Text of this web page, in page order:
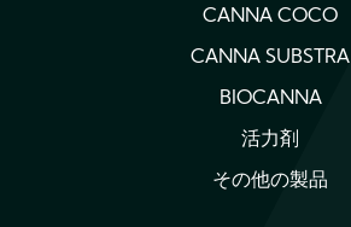
CANNA COCO
CANNA SUBSTRA
BIOCANNA
活力剤
その他の製品